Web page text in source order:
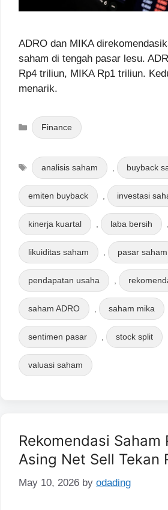
ADRO dan MIKA
saham di tengah pasar lesu.
Rp4 triliun, MIKA Rp1 triliun.
menarik.
Categories
Finance
Tags
analisis saham , buyback
emiten buyback investasi
kinerja kuartal laba bersih
likuiditas saham pasar saham
pendapatan usaha
saham ADRO saham mika
sentimen pasar stock split
valuasi saham
Rekomendasi Saham
Asing Net Sell Tekan
May 10, 2026 by odading